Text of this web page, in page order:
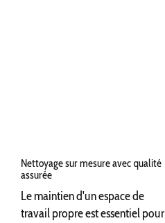
Nettoyage sur mesure avec qualité
assurée
Le maintien d'un espace de
travail propre est essentiel pour